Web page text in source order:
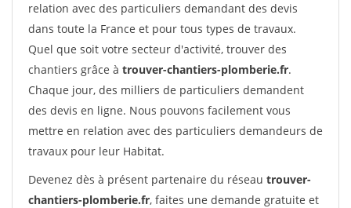
relation avec des particuliers demandant des devis
dans toute la France et pour tous types de travaux.
Quel que soit votre secteur d'activité, trouver des
chantiers grâce à trouver-chantiers-plomberie.fr.
Chaque jour, des milliers de particuliers demandent
des devis en ligne. Nous pouvons facilement vous
mettre en relation avec des particuliers demandeurs de
travaux pour leur Habitat.
Devenez dès à présent partenaire du réseau trouver-
chantiers-plomberie.fr, faites une demande gratuite et